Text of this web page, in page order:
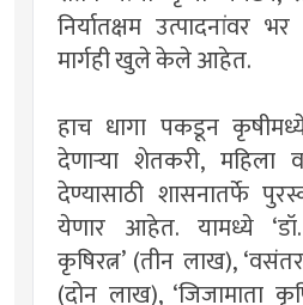
निर्यातक्षम उत्पादनांवर
मार्गही खुले केले आहेत.
हाच धागा पकडून कृषीमध्ये
देणाऱ्या शेतकरी, महिला
देण्यासाठी शासनातर्फे
येणार आहेत. यामध्ये
कृषिरत्न‌’ (तीन लाख),
(दोन लाख), ‌‘जिजामाता